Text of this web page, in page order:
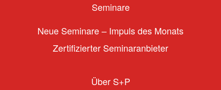
Seminare
Neue Seminare – Impuls des Monats
Zertifizierter Seminaranbieter
Über S+P